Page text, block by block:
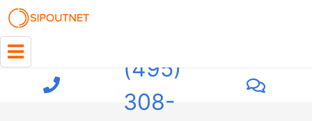
(495)
308-